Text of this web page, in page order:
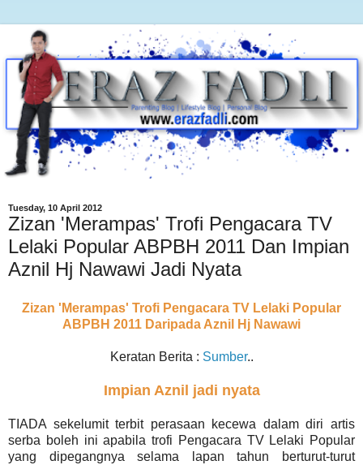
Tuesday, 10 April 2012
Zizan 'Merampas' Trofi Pengacara TV
Lelaki Popular ABPBH 2011 Dan Impian
Aznil Hj Nawawi Jadi Nyata
Zizan 'Merampas' Trofi Pengacara TV Lelaki Popular
ABPBH 2011 Daripada Aznil Hj Nawawi
Keratan Berita : Sumber..
Impian Aznil jadi nyata
TIADA sekelumit terbit perasaan kecewa dalam diri artis
serba boleh ini apabila trofi Pengacara TV Lelaki Popular
yang dipegangnya selama lapan tahun berturut-turut